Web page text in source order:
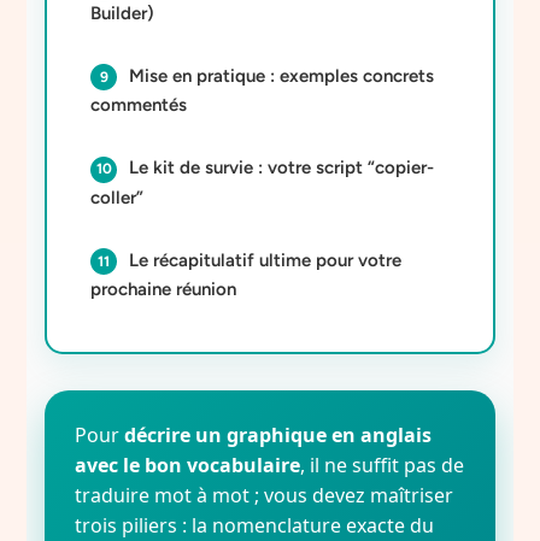
Builder)
Mise en pratique : exemples concrets
commentés
Le kit de survie : votre script “copier-
coller”
Le récapitulatif ultime pour votre
prochaine réunion
Pourdécrire un graphique en anglais
avec le bon vocabulaire, il ne suffit pas de
traduire mot à mot ; vous devez maîtriser
trois piliers : la nomenclature exacte du